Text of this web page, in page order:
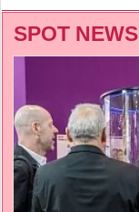
SPOT NEWS